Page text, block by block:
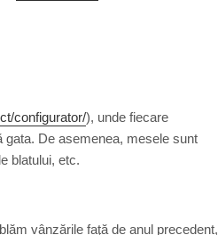
configurator/), unde fiecare
De asemenea, mesele sunt
blatului, etc.
vânzările faţă de anul precedent,